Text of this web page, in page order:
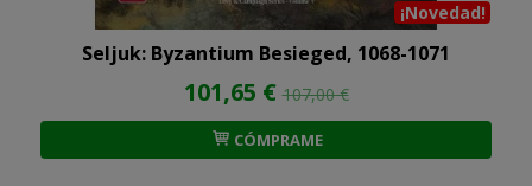
¡Novedad!
Seljuk: Byzantium Besieged, 1068-1071
101,65 €107,00 €
CÓMPRAME